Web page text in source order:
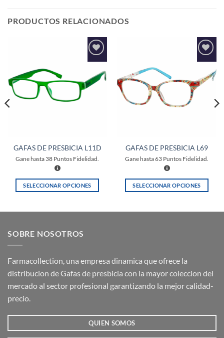
PRODUCTOS RELACIONADOS
Añadir
lista de
deseos
GAFAS DE PRESBICIA L11D
Gane hasta 38 Puntos Fidelidad.
SELECCIONAR OPCIONES
variantes.
opciones
se
elegir
de
Añadir
lista de
deseos
GAFAS DE PRESBICIA L69
Gane hasta63 Puntos Fidelidad.
SELECCIONAR OPCIONES
opciones
elegir
de
SOBRE NOSOTROS
Farmacollection, una empresa dinamica que ofrece la
distribucion de Gafas de presbicia con la mayor coleccion del
mercado al sector profesional garantizando la mejor calidad-
precio.
QUIEN SOMOS